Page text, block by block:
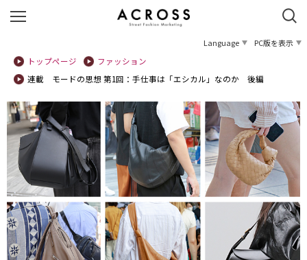
Language
PC版を表示
トップページ
ファッション
連載 モードの思想 第1回：手仕事は「エシカル」なのか 後編